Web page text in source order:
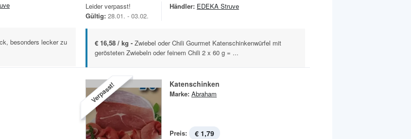
besonders lecker zu
Leider verpasst!
Gültig: 28.01. - 03.02.
Händler: EDEKA Struve
€ 16,58 / kg - Zwiebel oder Chili Gourmet Katenschinkenwürfel mit
gerösteten Zwiebeln oder feinem Chili 2 x 60 g = ...
Verpasst! Katenschinken
Marke: Abraham
Preis: € 1,79